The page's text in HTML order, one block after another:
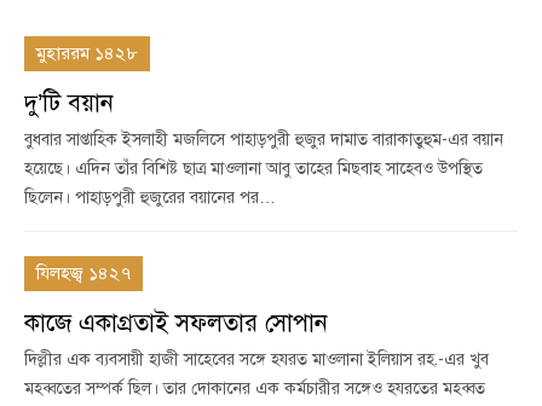
মুহাররম ১৪২৮
দু’টি বয়ান
বুধবার সাপ্তাহিক ইসলাহী মজলিসে পাহাড়পুরী হুজুর দামাত বারাকাতুহুম-এর বয়ান
হয়েছে। এদিন তাঁর বিশিষ্ট ছাত্র মাওলানা আবু তাহের মিছবাহ সাহেবও উপস্থিত
ছিলেন। পাহাড়পুরী হুজুরের বয়ানের পর…
যিলহজ্ব ১৪২৭
কাজে একাগ্রতাই সফলতার সোপান
দিল্লীর এক ব্যবসায়ী হাজী সাহেবের সঙ্গে হযরত মাওলানা ইলিয়াস রহ.-এর খুব
মহব্বতের সম্পর্ক ছিল। তার দোকানের এক কর্মচারীর সঙ্গেও হযরতের মহব্বত